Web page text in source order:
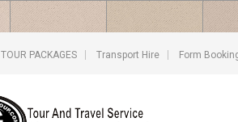
TOUR PACKAGES Transport Hire Form